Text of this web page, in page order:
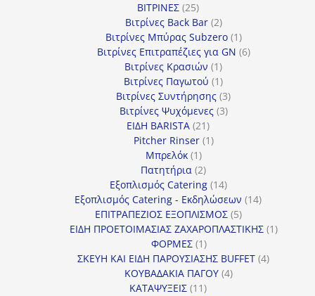
προϊόν
ΒΙΤΡΙΝΕΣ 2525
προϊόντα
Βιτρίνες Back Bar 22
προϊόντα
Βιτρίνες Mπύρας Subzero 11
προϊόν
Βιτρίνες Επιτραπέζιες για GN 66
Βιτρίνες Κρασιών 11
προϊόν
Βιτρίνες Παγωτού 11
προϊόν
Βιτρίνες Συντήρησης 33
προϊόντα
Βιτρίνες Ψυχόμενες 33
ΕΙΔΗ BARISTA 2121
προϊόντα
Pitcher Rinser 11
Μπρελόκ 11
προϊόν
Πατητήρια 22
προϊόντα
Εξοπλισμός Catering 1414
προϊόντα
Εξοπλισμός Catering - Εκδηλώσεων 1414
ΕΠΙΤΡΑΠΕΖΙΟΣ ΕΞΟΠΛΙΣΜΟΣ 55
προϊόντα
ΕΙΔΗ ΠΡΟΕΤΟΙΜΑΣΙΑΣ ΖΑΧΑΡΟΠΛΑΣΤΙΚΗΣ 11
ΦΟΡΜΕΣ 11
προϊόν
ΣΚΕΥΗ ΚΑΙ ΕΙΔΗ ΠΑΡΟΥΣΙΑΣΗΣ BUFFET 44
ΚΟΥΒΑΔΑΚΙΑ ΠΑΓΟΥ 44
ΚΑΤΑΨΥΞΕΙΣ 1111